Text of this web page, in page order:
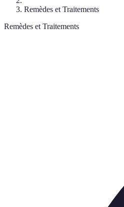
Remèdes et Traitements
Remèdes et Traitements